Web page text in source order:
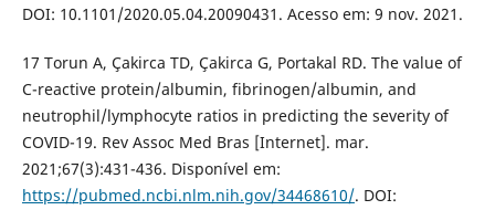
DOI: 10.1101/2020.05.04.20090431. Acesso em: 9 nov. 2021.
17 Torun A, Çakirca TD, Çakirca G, Portakal RD. The value of
C-reactive protein/albumin, fibrinogen/albumin, and
neutrophil/lymphocyte ratios in predicting the severity of
COVID-19. Rev Assoc Med Bras [Internet]. mar.
2021;67(3):431-436. Disponível em:
https://pubmed.ncbi.nlm.nih.gov/34468610/. DOI: